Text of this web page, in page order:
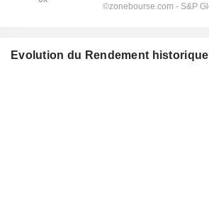
Evolution du Rendement historique